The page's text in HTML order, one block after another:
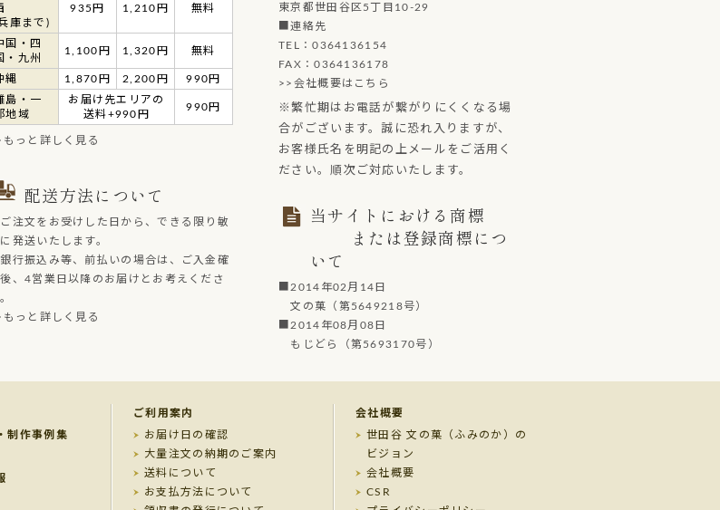
庫まで)
935円 1,210円 無料
国・四
・九州
1,100円 1,320円 無料
縄 1,870円 2,200円
990円
島・一
地域
お届け先エリアの
送料+990円
990円
もっと詳しく見る
配送方法について
注文をお受けした日から、できる限り敏
発送いたします。
行振込み等、前払いの場合は、ご入金確
、4営業日以降のお届けとお考えくださ
もっと詳しく見る
東京都世田谷区5丁目10-29
■連絡先
TEL：0364136154
FAX：0364136178
>>会社概要はこちら
※繁忙期はお電話が繋がりにくくなる場
合がございます。誠に恐れ入りますが、
お客様氏名を明記の上メールをご活用く
ださい。順次ご対応いたします。
当サイトにおける商標
または登録商標につ
いて
■2014年02月14日
文の菓（第5649218号）
■2014年08月08日
もじどら（第5693170号）
制作事例集
ご利用案内
お届け日の確認
大量注文の納期のご案内
送料について
お支払方法について
会社概要
世田谷 文の菓（ふみのか）の
ビジョン
会社概要
CSR